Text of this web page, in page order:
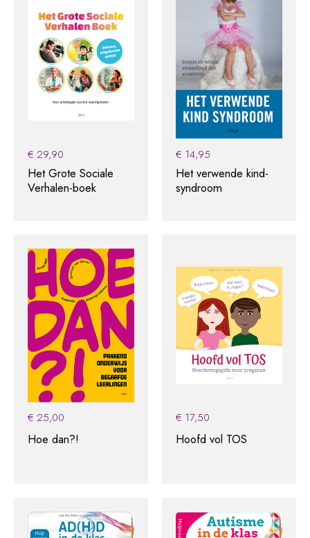
€ 29,90
Het Grote Sociale
Verhalen-boek
€ 14,95
Het verwende kind-
syndroom
€ 25,00
Hoe dan?!
€ 17,50
Hoofd vol TOS